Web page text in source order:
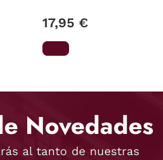
17,95 €
Novedades
al tanto de nuestras